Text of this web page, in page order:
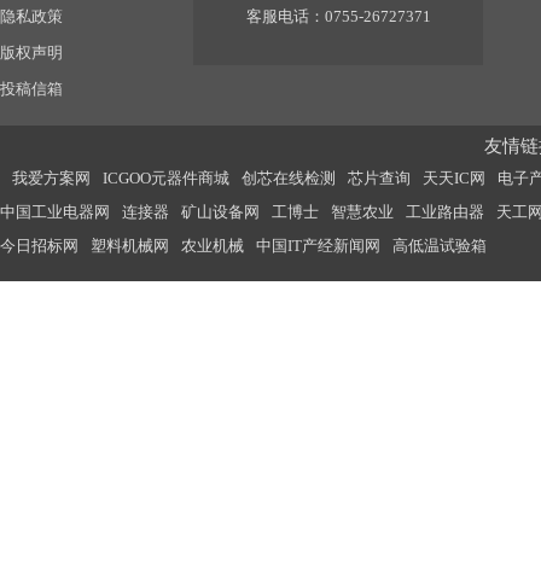
隐私政策
版权声明
投稿信箱
客服电话：0755-26727371
友情
我爱方案网 ICGOO元器件商城 创芯在线检测 芯片查询 天天IC网
电子
中国工业电器网
连接器 矿山设备网 工博士 智慧农业 工业路由器
天工
今日招标网
塑料机械网 农业机械 中国IT产经新闻网 高低温试验箱